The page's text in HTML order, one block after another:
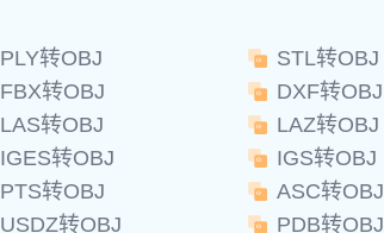
PLY转OBJ STL转OBJ
FBX转OBJ DXF转OBJ
LAS转OBJ LAZ转OBJ
IGES转OBJ IGS转OBJ
PTS转OBJ ASC转OBJ
USDZ转OBJ PDB转OBJ